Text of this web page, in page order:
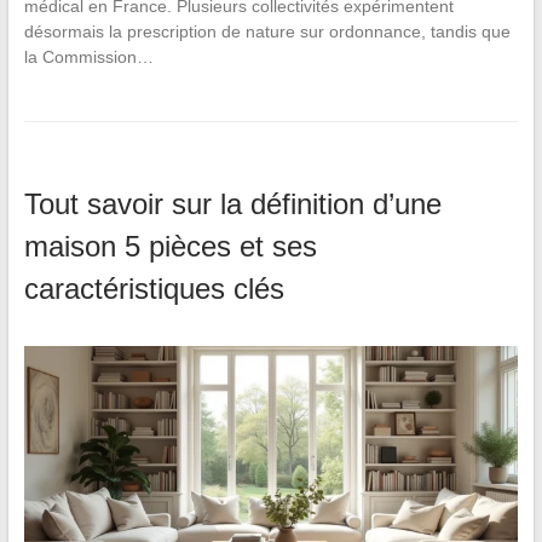
médical en France. Plusieurs collectivités expérimentent
désormais la prescription de nature sur ordonnance, tandis que
la Commission…
Tout savoir sur la définition d’une
maison 5 pièces et ses
caractéristiques clés